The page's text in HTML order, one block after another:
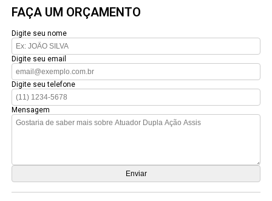
FAÇA UM ORÇAMENTO
Digite seu nome
Digite seu email
Digite seu telefone
Mensagem